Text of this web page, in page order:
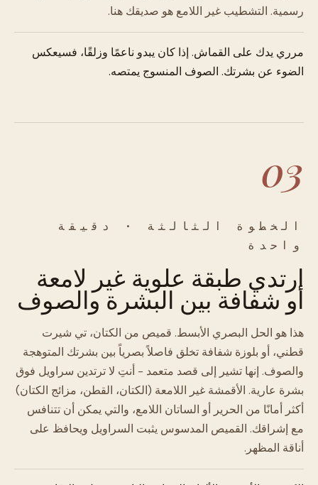
رسمية. التشطيب غير اللامع هو صديقك هنا.
مرري يدك على القماش. إذا كان يبدو ناعمًا وزلقًا، فسيعكس
الضوء عن بشرتك. الصوف المنسوج يمتصه.
03
الخطوة الثالثة · دقيقة
واحدة
ارتدي طبقة علوية غير لامعة
أو شفافة بين البشرة والصوف
هذا هو الحل البصري الأبسط. قميص من الكتان، تي شيرت
قطني، أو بلوزة شفافة تخلق فاصلاً بصرياً بين بشرتك المتوهجة
والصوف. إنها تشير إلى قصد متعمد - أنتِ لا ترتدين سراويل فوق
بشرة عارية. الأقمشة غير اللامعة (الكتان، القطن، مزائج الكتان)
أكثر أمانًا من الحرير أو الساتان اللامع، والتي يمكن أن تتنافس
مع إشراقك. القميص المدسوس يثبت السراويل ويحافظ على
أناقة المظهر.